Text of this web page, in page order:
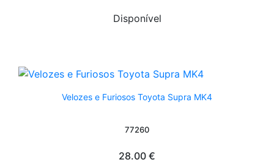
Disponível
Velozes e Furiosos Toyota Supra MK4
77260
28.00 €